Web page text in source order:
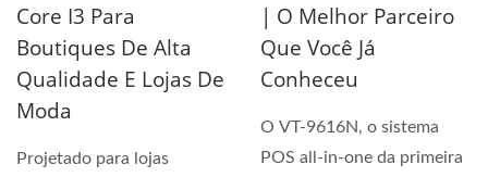
Core I3 Para
Boutiques De Alta
Qualidade E Lojas De
Moda
Projetado para lojas
| O Melhor Parceiro
Que Você Já
Conheceu
O VT-9616N, o sistema
POS all-in-one da primeira